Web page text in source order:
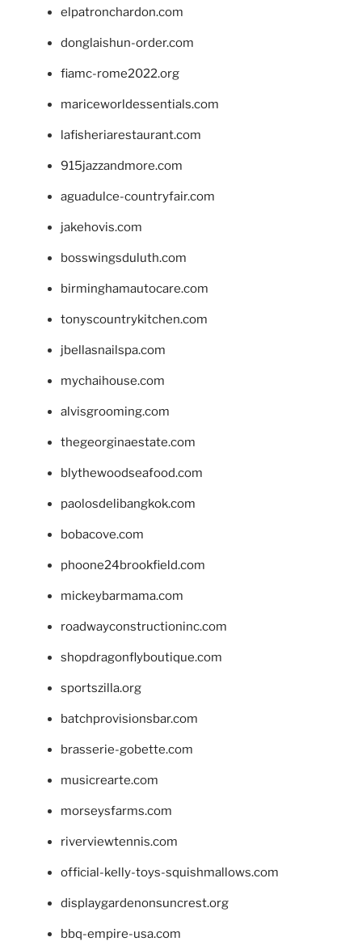
elpatronchardon.com
donglaishun-order.com
fiamc-rome2022.org
mariceworldessentials.com
lafisheriarestaurant.com
915jazzandmore.com
aguadulce-countryfair.com
jakehovis.com
bosswingsduluth.com
birminghamautocare.com
tonyscountrykitchen.com
jbellasnailspa.com
mychaihouse.com
alvisgrooming.com
thegeorginaestate.com
blythewoodseafood.com
paolosdelibangkok.com
bobacove.com
phoone24brookfield.com
mickeybarmama.com
roadwayconstructioninc.com
shopdragonflyboutique.com
sportszilla.org
batchprovisionsbar.com
brasserie-gobette.com
musicrearte.com
morseysfarms.com
riverviewtennis.com
official-kelly-toys-squishmallows.com
displaygardenonsuncrest.org
bbq-empire-usa.com